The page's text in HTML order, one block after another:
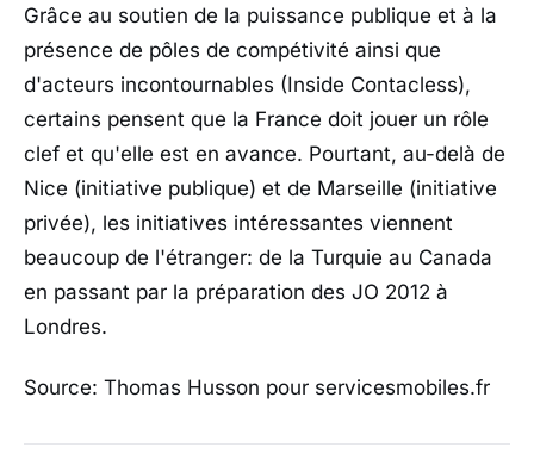
Grâce au soutien de la puissance publique et à la
présence de pôles de compétivité ainsi que
d'acteurs incontournables (Inside Contacless),
certains pensent que la France doit jouer un rôle
clef et qu'elle est en avance. Pourtant, au-delà de
Nice (initiative publique) et de Marseille (initiative
privée), les initiatives intéressantes viennent
beaucoup de l'étranger: de la Turquie au Canada
en passant par la préparation des JO 2012 à
Londres.
Source: Thomas Husson pour servicesmobiles.fr